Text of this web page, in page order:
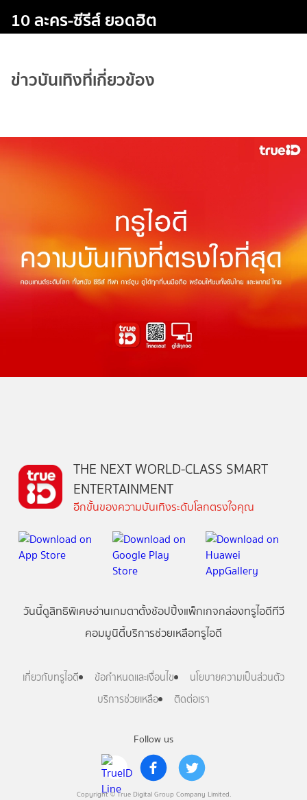
10 ละคร-ซีรีส์ ยอดฮิต
ข่าวบันเทิงที่เกี่ยวข้อง
Follow us
Copyright © True Digital Group Company Limited.
THE NEXT WORLD-CLASS SMART
ENTERTAINMENT
อีกขั้นของความบันเทิงระดับโลกตรงใจคุณ
วันนี้ดูสิทธิพิเศษอ่านเกมตาตั้งช้อปปิ้งแพ็กเกจกล่องทรูไอดีทีวี
คอมมูนิตี้บริการช่วยเหลือทรูไอดี
เกี่ยวกับทรูไอดี ข้อกำหนดและเงื่อนไข
นโยบายความเป็นส่วนตัว
บริการช่วยเหลือ
ติดต่อเรา